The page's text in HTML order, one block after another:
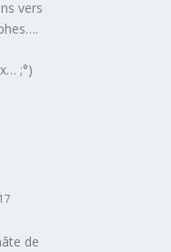
vers
;°)
de